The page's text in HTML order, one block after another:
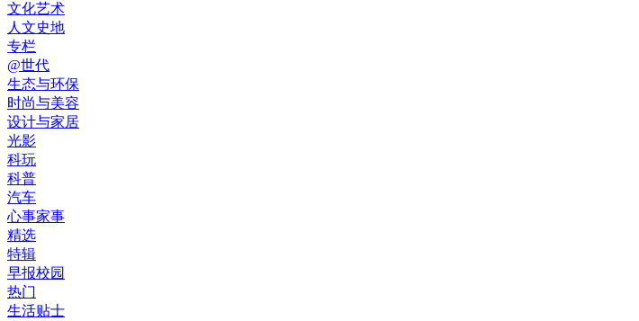
文化艺术
人文史地
专栏
@世代
生态与环保
时尚与美容
设计与家居
光影
科玩
科普
汽车
心事家事
精选
特辑
早报校园
热门
生活贴士